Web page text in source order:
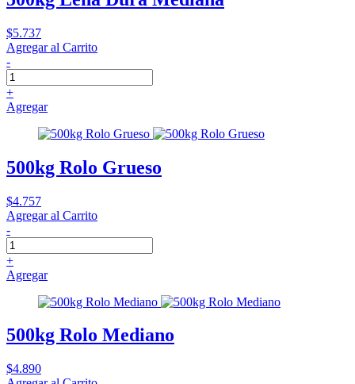
$5.737
Agregar al Carrito
-
+
Agregar
500kg Rolo Grueso
$4.757
Agregar al Carrito
-
+
Agregar
500kg Rolo Mediano
$4.890